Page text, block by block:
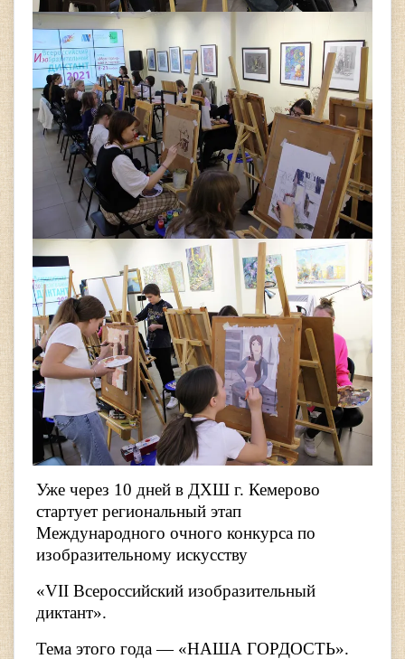
Уже через 10 дней в ДХШ г. Кемерово
стартует региональный этап
Международного очного конкурса по
изобразительному искусству
«VII Всероссийский изобразительный
диктант».
Тема этого года — «НАША ГОРДОСТЬ».